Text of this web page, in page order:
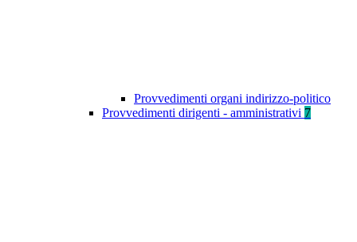
Provvedimenti organi indirizzo-politico
Provvedimenti dirigenti - amministrativi 7